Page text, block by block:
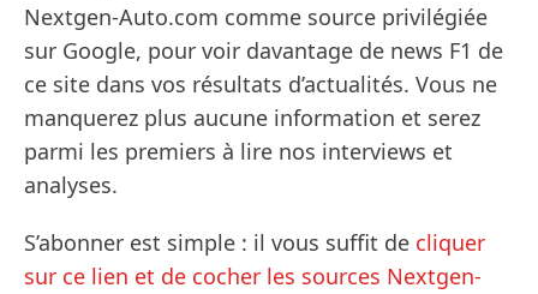
Nextgen-Auto.com comme source privilégiée
sur Google, pour voir davantage de news F1 de
ce site dans vos résultats d’actualités. Vous ne
manquerez plus aucune information et serez
parmi les premiers à lire nos interviews et
analyses.
S’abonner est simple : il vous suffit de cliquer
sur ce lien et de cocher les sources Nextgen-